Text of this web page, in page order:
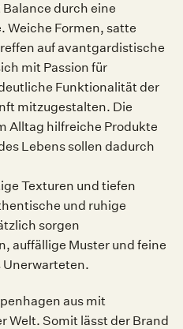
durch eine
Weiche Formen, satte
auf avantgardistische
mit Passion für
Funktionalität der
mitzugestalten. Die
Alltag hilfreiche Produkte
Lebens sollen dadurch
Texturen und tiefen
und ruhige
sorgen
auffällige Muster und feine
Unerwarteten.
aus mit
Welt. Somit lässt der Brand